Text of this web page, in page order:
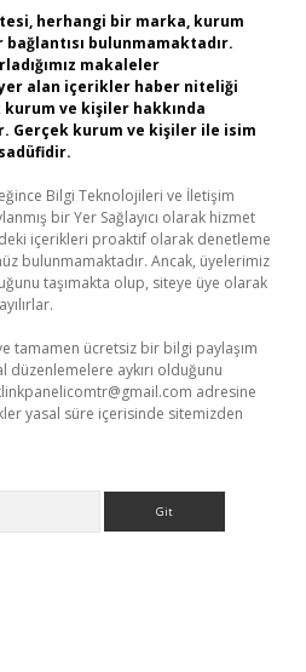
herhangi bir marka, kurum
bulunmamaktadır.
makaleler
alan içerikler haber niteliği
ve kişiler hakkında
Gerçek kurum ve kişiler ile isim
Bilgi Teknolojileri ve İletişim
bir Yer Sağlayıcı olarak hizmet
içerikleri proaktif olarak denetleme
bulunmamaktadır. Ancak, üyelerimiz
taşımakta olup, siteye üye olarak
tamamen ücretsiz bir bilgi paylaşım
aykırı olduğunu
adresine
yasal süre içerisinde sitemizden